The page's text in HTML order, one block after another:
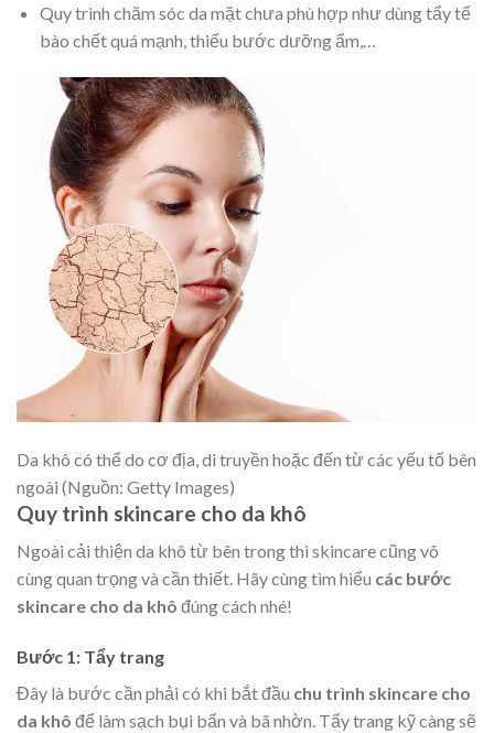
Quy trình chăm sóc da mặt chưa phù hợp như dùng tẩy tế
bào chết quá mạnh, thiếu bước dưỡng ẩm,…
Da khô có thể do cơ địa, di truyền hoặc đến từ các yếu tố bên
ngoài (Nguồn: Getty Images)
Quy trình skincare cho da khô
Ngoài cải thiện da khô từ bên trong thì skincare cũng vô
cùng quan trọng và cần thiết. Hãy cùng tìm hiểu các bước
skincare cho da khô đúng cách nhé!
Bước 1: Tẩy trang
Đây là bước cần phải có khi bắt đầu chu trình skincare cho
da khô để làm sạch bụi bẩn và bã nhờn. Tẩy trang kỹ càng sẽ